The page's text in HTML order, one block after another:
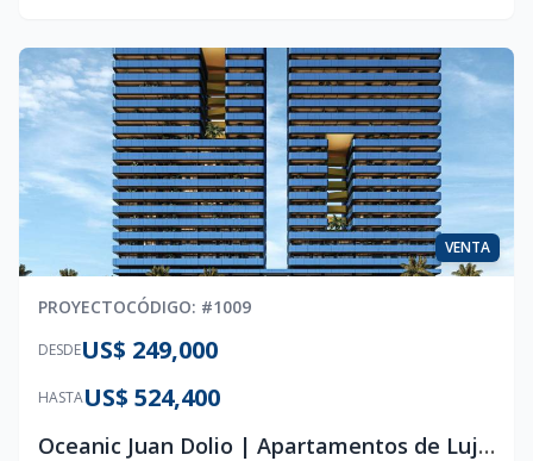
VENTA
PROYECTOCÓDIGO: #1009
DESDEUS$ 249,000
HASTAUS$ 524,400
Oceanic Juan Dolio | Apartamentos de Lujo Frente al Mar